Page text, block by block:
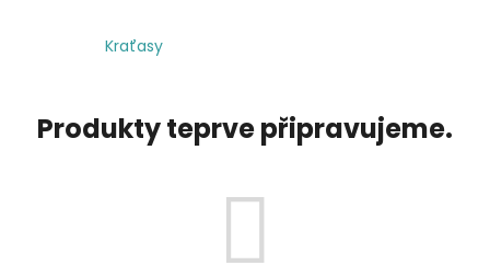
Kraťasy
Produkty teprve připravujeme.